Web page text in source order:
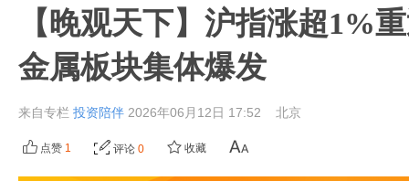
【晚观天下】沪指涨超1%
金属板块集体爆发
来自专栏 投资陪伴 2026年06月12日 17:52 北京
点赞 1 评论 0 收藏